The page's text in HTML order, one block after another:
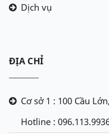
Dịch vụ
ĐỊA CHỈ
Cơ sở 1 : 100 Cầu
Hotline :